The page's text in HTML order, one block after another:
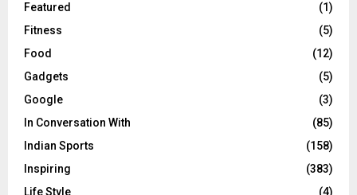
Featured
(1)
Fitness
(5)
Food
(12)
Gadgets
(5)
Google
(3)
In Conversation With
(85)
Indian Sports
(158)
Inspiring
(383)
Life Style
(4)